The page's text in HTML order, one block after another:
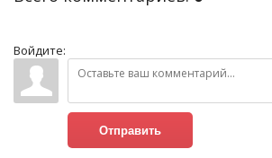
Войдите:
Отправить